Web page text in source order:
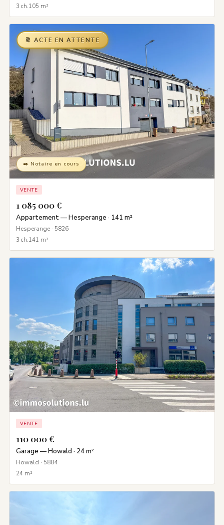
3 ch.105 m²
🥂 ACTE EN ATTENTE
✒️ Notaire en cours
VENTE
1 085 000 €
Appartement — Hesperange · 141 m²
Hesperange · 5826
3 ch.141 m²
VENTE
110 000 €
Garage — Howald · 24 m²
Howald · 5884
24 m²